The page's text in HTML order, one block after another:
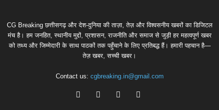
CG Breaking छत्तीसगढ़ और देश-दुनिया की ताज़ा, तेज़ और विश्वसनीय खबरों का डिजिटल
मंच है। हम जनहित, स्थानीय मुद्दों, प्रशासन, राजनीति और समाज से जुड़ी हर महत्वपूर्ण खबर
को तथ्य और जिम्मेदारी के साथ पाठकों तक पहुँचाने के लिए प्रतिबद्ध हैं। हमारी पहचान है—
तेज़ खबर, सच्ची खबर।
Contact us: cgbreaking.in@gmail.com